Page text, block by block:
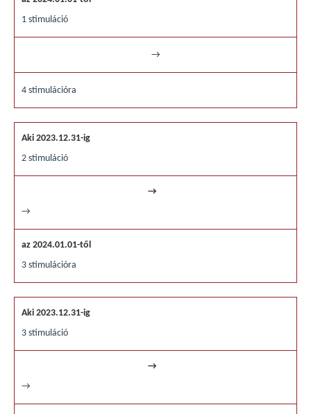
1 stimuláció
→
4 stimulációra
2 stimuláció
→
3 stimulációra
3 stimuláció
→